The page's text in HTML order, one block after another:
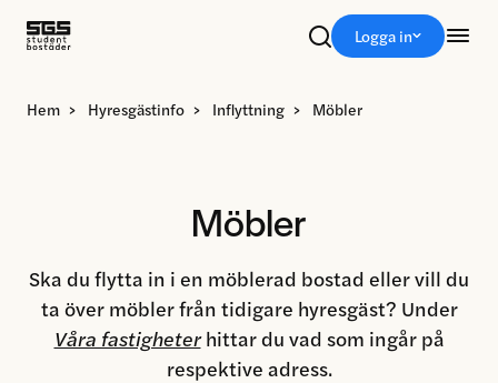
Sök Logga in
Hem > Hyresgästinfo > Inflyttning > Möbler
Möbler
Ska du flytta in i en möblerad bostad eller vill du
ta över möbler från tidigare hyresgäst? Under
Våra fastigheterhittar du vad som ingår på
respektive adress.